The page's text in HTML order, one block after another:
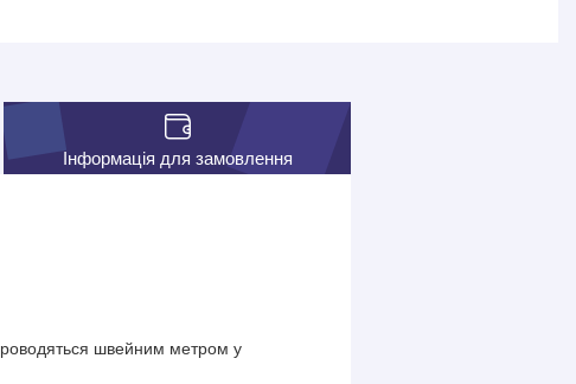
Інформація для замовлення
швейним метром у